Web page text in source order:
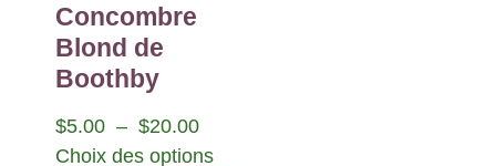
Concombre
Blond de
Boothby
$5.00 – $20.00
Choix des options